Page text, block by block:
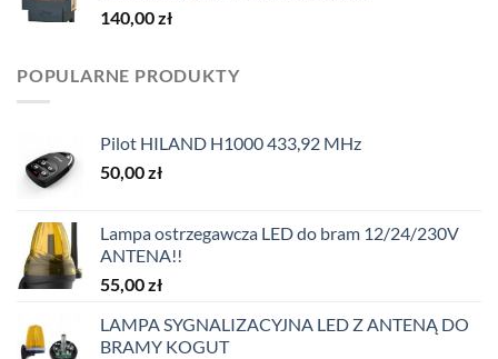
140,00zł
POPULARNE PRODUKTY
Pilot HILAND H1000 433,92 MHz
50,00zł
Lampa ostrzegawcza LED do bram 12/24/230V
ANTENA!!
55,00zł
LAMPA SYGNALIZACYJNA LED Z ANTENĄ DO
BRAMY KOGUT